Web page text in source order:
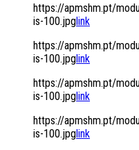
https://apmshm.pt/
is-100.jpglink
https://apmshm.pt/
is-100.jpglink
https://apmshm.pt/
is-100.jpglink
https://apmshm.pt/
is-100.jpglink